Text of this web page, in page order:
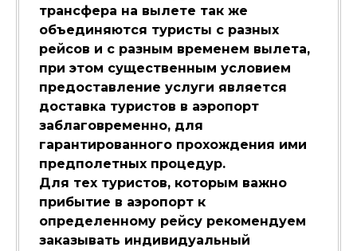
трансфера на вылете так же
объединяются туристы с разных
рейсов и с разным временем вылета,
при этом существенным условием
предоставление услуги является
доставка туристов в аэропорт
заблаговременно, для
гарантированного прохождения ими
предполетных процедур.
Для тех туристов, которым важно
прибытие в аэропорт к
определенному рейсу рекомендуем
заказывать индивидуальный